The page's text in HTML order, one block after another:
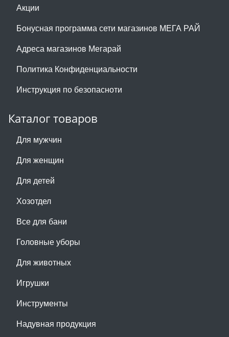
Акции
Бонусная программа сети магазинов МЕГА РАЙ
Адреса магазинов Мегарай
Политика Конфиденциальности
Инструкция по безопасноти
Каталог товаров
Для мужчин
Для женщин
Для детей
Хозотдел
Все для бани
Головные уборы
Для животных
Игрушки
Инструменты
Надувная продукция